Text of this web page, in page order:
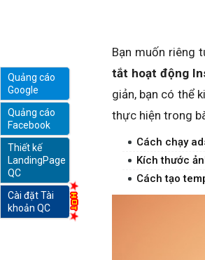
Bạn muốn riêng
tắt hoạt động
giản, bạn có thể
thực hiện trong
Cách chạy
Kích thước
Cách tạo
Quảng cáo
Google
Quảng cáo
Facebook
Thiết kế
LandingPage
QC
Cài đặt Tài
khoản QC